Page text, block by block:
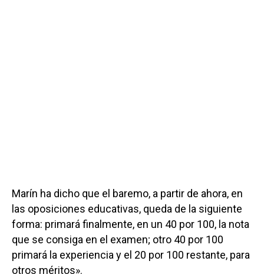
Marín ha dicho que el baremo, a partir de ahora, en
las oposiciones educativas, queda de la siguiente
forma: primará finalmente, en un 40 por 100, la nota
que se consiga en el examen; otro 40 por 100
primará la experiencia y el 20 por 100 restante, para
otros méritos».